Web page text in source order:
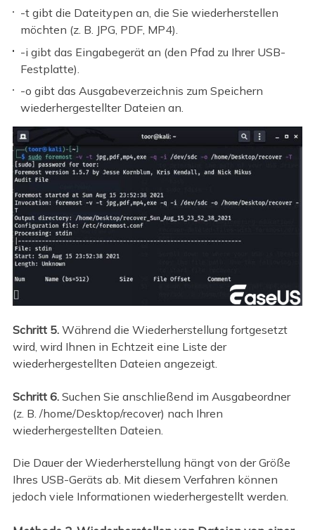
-t gibt die Dateitypen an, die Sie wiederherstellen
möchten (z. B. JPG, PDF, MP4).
-i gibt das Eingabegerät an (den Pfad zu Ihrer USB-
Festplatte).
-o gibt das Ausgabeverzeichnis zum Speichern
wiederhergestellter Dateien an.
Schritt 5.Während die Wiederherstellung fortgesetzt
wird, wird Ihnen in Echtzeit eine Liste der
wiederhergestellten Dateien angezeigt.
Schritt 6.Suchen Sie anschließend im Ausgabeordner
(z. B. /home/Desktop/recover) nach Ihren
wiederhergestellten Dateien.
Die Dauer der Wiederherstellung hängt von der Größe
Ihres USB-Geräts ab. Mit diesem Verfahren können
jedoch viele Informationen wiederhergestellt werden.